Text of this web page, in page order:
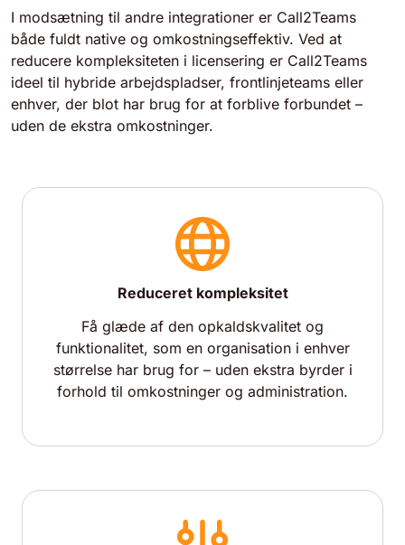
I modsætning til andre integrationer er Call2Teams
både fuldt native og omkostningseffektiv. Ved at
reducere kompleksiteten i licensering er Call2Teams
ideel til hybride arbejdspladser, frontlinjeteams eller
enhver, der blot har brug for at forblive forbundet –
uden de ekstra omkostninger.
Reduceret kompleksitet
Få glæde af den opkaldskvalitet og
funktionalitet, som en organisation i enhver
størrelse har brug for – uden ekstra byrder i
forhold til omkostninger og administration.